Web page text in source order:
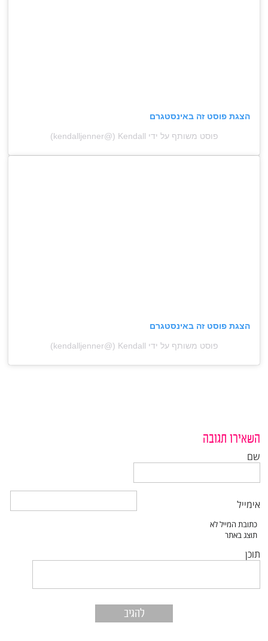
הצגת פוסט זה באינסטגרם
פוסט משותף על ידי ‏‎Kendall‎‏ (@‏‎kendalljenner‎‏)
הצגת פוסט זה באינסטגרם
פוסט משותף על ידי ‏‎Kendall‎‏ (@‏‎kendalljenner‎‏)
השאירו תגובה
שם
אימייל
תוכן